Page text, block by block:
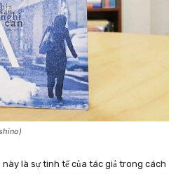
là sự tinh tế của tác giả trong cách